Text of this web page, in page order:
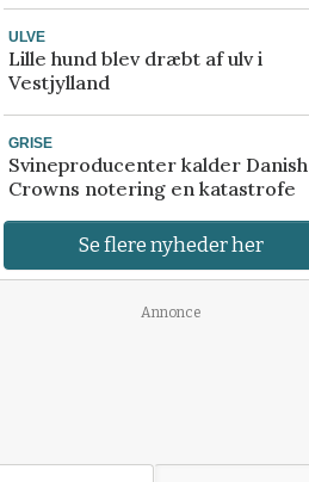
ULVE
Lille hund blev dræbt af ulv i
Vestjylland
GRISE
Svineproducenter kalder Danish
Crowns notering en katastrofe
Se flere nyheder her
Annonce